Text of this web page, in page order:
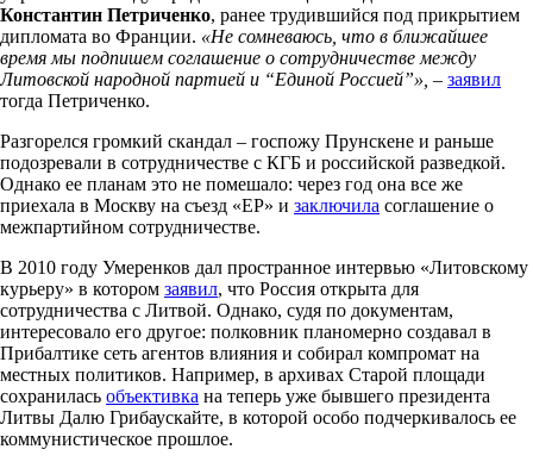
Константин Петриченко, ранее трудившийся под прикрытием
дипломата во Франции. «Не сомневаюсь, что в ближайшее
время мы подпишем соглашение о сотрудничестве между
Литовской народной партией и “Единой Россией”», – заявил
тогда Петриченко.
Разгорелся громкий скандал – госпожу Прунскене и раньше
подозревали в сотрудничестве с КГБ и российской разведкой.
Однако ее планам это не помешало: через год она все же
приехала в Москву на съезд «ЕР» и заключила соглашение о
межпартийном сотрудничестве.
В 2010 году Умеренков дал пространное интервью «Литовскому
курьеру» в котором заявил, что Россия открыта для
сотрудничества с Литвой. Однако, судя по документам,
интересовало его другое: полковник планомерно создавал в
Прибалтике сеть агентов влияния и собирал компромат на
местных политиков. Например, в архивах Старой площади
сохранилась объективка на теперь уже бывшего президента
Литвы Далю Грибаускайте, в которой особo подчеркивалось ее
коммунистическое прошлое.